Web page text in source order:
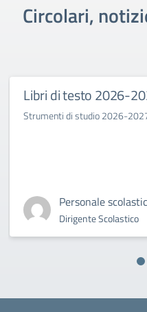
Circolari,
Libri di testo 2026-
Strumenti di studio 2026-
Personale
Dirigente Scolastico